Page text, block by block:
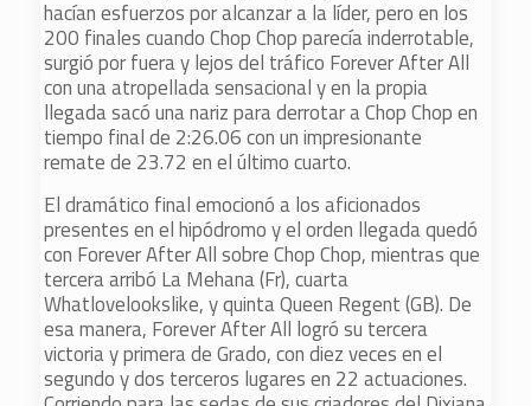
hacían esfuerzos por alcanzar a la líder, pero en los
200 finales cuando Chop Chop parecía inderrotable,
surgió por fuera y lejos del tráfico Forever After All
con una atropellada sensacional y en la propia
llegada sacó una nariz para derrotar a Chop Chop en
tiempo final de 2:26.06 con un impresionante
remate de 23.72 en el último cuarto.
El dramático final emocionó a los aficionados
presentes en el hipódromo y el orden llegada quedó
con Forever After All sobre Chop Chop, mientras que
tercera arribó La Mehana (Fr), cuarta
Whatlovelookslike, y quinta Queen Regent (GB). De
esa manera, Forever After All logró su tercera
victoria y primera de Grado, con diez veces en el
segundo y dos terceros lugares en 22 actuaciones.